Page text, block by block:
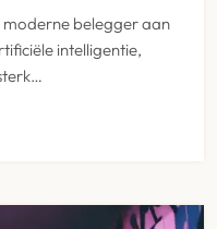
belegger aan
intelligentie,